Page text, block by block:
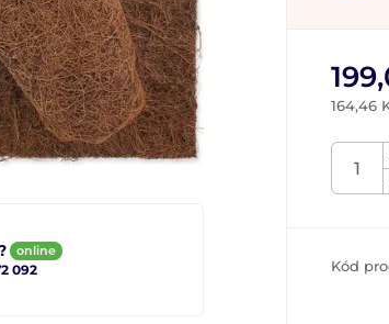
online
092
164,46
Kód